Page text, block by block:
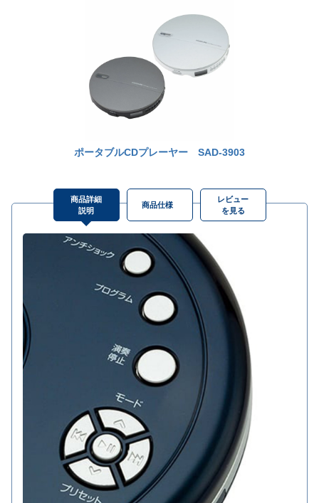
ポータブルCDプレーヤー SAD-3903
商品詳細
説明
商品仕様
レビュー
を見る